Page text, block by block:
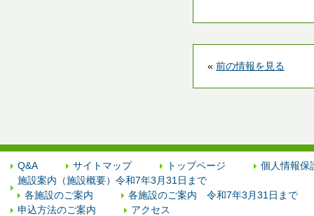
« 前の情報を見る
Q&A サイトマップ トップページ
個人情報保
施設案内（施設概要）令和7年3月31日まで
各施設のご案内
各施設のご案内 令和7年3月31日まで
申込方法のご案内
アクセス